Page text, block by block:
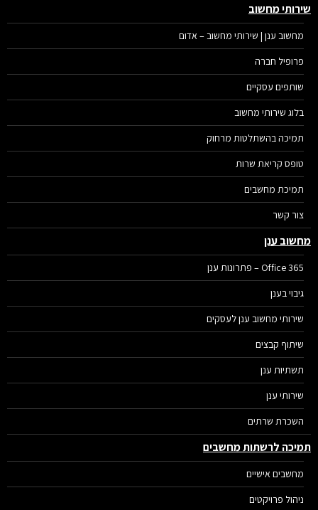
מחשוב
מחשוב ענן | שירותי מחשוב – אדום
פרופיל חברה
שותפים עסקיים
בלוג שירותי מחשוב
תמיכה בהשתלטות מרחוק
טופס קריאת שרות
תמיכת מחשבים
צור קשר
ענן
Office 365 – פתרונות ענן
גיבוי בענן
שירותי מחשוב ענן לעסקים
שיתוף קבצים
תשתיות ענן
שירותי ענן
השכרת שרתים
לרשתות מחשבים
מחשבים אישיים
ניהול פרויקטים